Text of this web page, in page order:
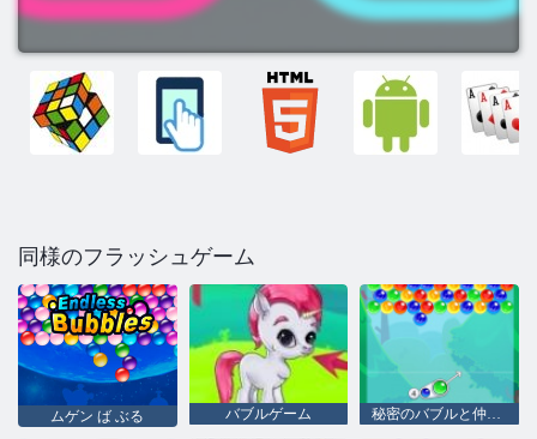
同様のフラッシュゲーム
ムゲン ば ぶる バブルゲーム 秘密のバブルと仲間たち